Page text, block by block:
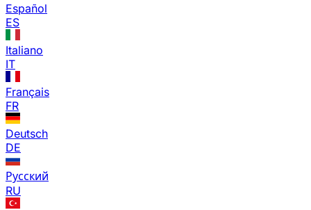
Español
ES
Italiano
IT
Français
FR
Deutsch
DE
Русский
RU